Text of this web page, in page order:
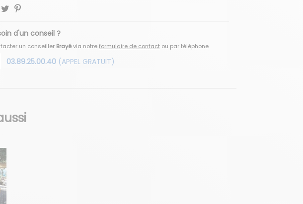
d'un conseil ?
un conseiller Brayévia notreformulaire de contact ou par téléphone
03.89.25.00.40 (APPEL GRATUIT)